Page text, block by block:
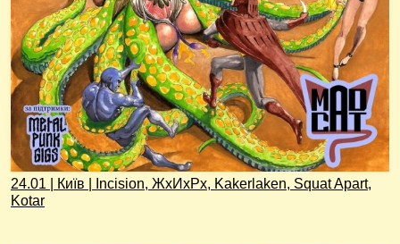
24.01 | Київ | Incision, ЖхИхРх, Kakerlaken, Squat Apart,
Kotar